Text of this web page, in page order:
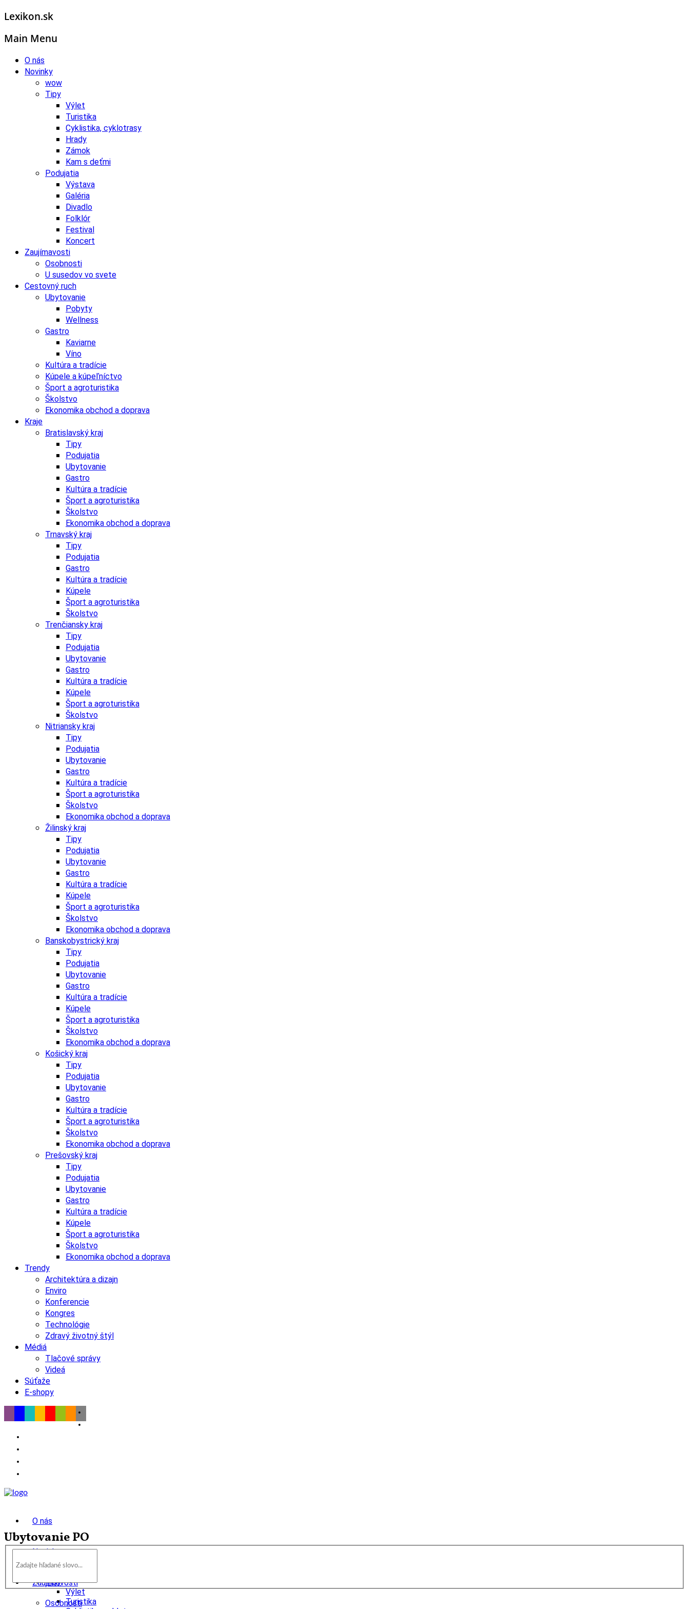
Lexikon.sk
Main Menu
O nás
Novinky
wow
Tipy
Výlet
Turistika
Cyklistika, cyklotrasy
Hrady
Zámok
Kam s deťmi
Podujatia
Výstava
Galéria
Divadlo
Folklór
Festival
Koncert
Zaujímavosti
Osobnosti
U susedov vo svete
Cestovný ruch
Ubytovanie
Pobyty
Wellness
Gastro
Kaviarne
Víno
Kultúra a tradície
Kúpele a kúpeľníctvo
Šport a agroturistika
Školstvo
Ekonomika obchod a doprava
Kraje
Bratislavský kraj
Tipy
Podujatia
Ubytovanie
Gastro
Kultúra a tradície
Šport a agroturistika
Školstvo
Ekonomika obchod a doprava
Trnavský kraj
Tipy
Podujatia
Gastro
Kultúra a tradície
Kúpele
Šport a agroturistika
Školstvo
Trenčiansky kraj
Tipy
Podujatia
Ubytovanie
Gastro
Kultúra a tradície
Kúpele
Šport a agroturistika
Školstvo
Nitriansky kraj
Tipy
Podujatia
Ubytovanie
Gastro
Kultúra a tradície
Šport a agroturistika
Školstvo
Ekonomika obchod a doprava
Žilinský kraj
Tipy
Podujatia
Ubytovanie
Gastro
Kultúra a tradície
Kúpele
Šport a agroturistika
Školstvo
Ekonomika obchod a doprava
Banskobystrický kraj
Tipy
Podujatia
Ubytovanie
Gastro
Kultúra a tradície
Kúpele
Šport a agroturistika
Školstvo
Ekonomika obchod a doprava
Košický kraj
Tipy
Podujatia
Ubytovanie
Gastro
Kultúra a tradície
Šport a agroturistika
Školstvo
Ekonomika obchod a doprava
Prešovský kraj
Tipy
Podujatia
Ubytovanie
Gastro
Kultúra a tradície
Kúpele
Šport a agroturistika
Školstvo
Ekonomika obchod a doprava
Trendy
Architektúra a dizajn
Enviro
Konferencie
Kongres
Technológie
Zdravý životný štýl
Médiá
Tlačové správy
Videá
Súťaže
E-shopy
O nás
Novinky
Tipy
Výlet
Turistika
Zaujímavosti
Osobnosti
Ubytovanie PO